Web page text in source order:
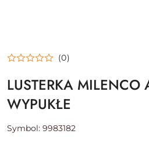
(0)
LUSTERKA MILENCO
WYPUKŁE
Symbol: 9983182